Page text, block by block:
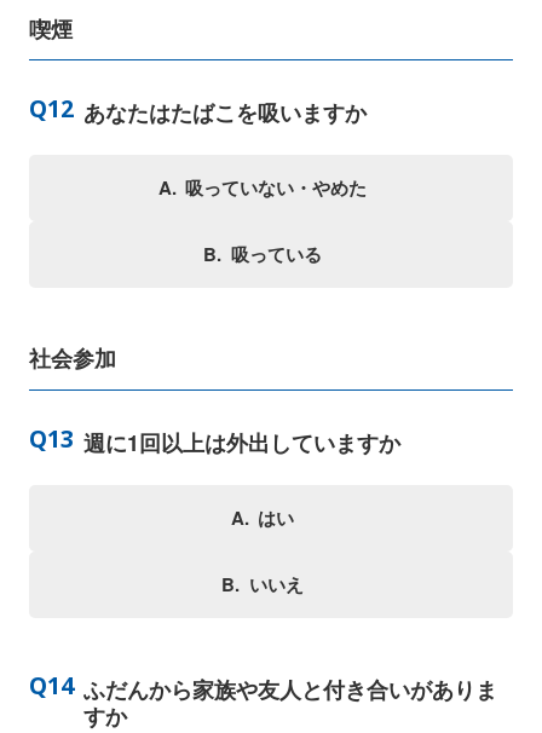
喫煙
あなたはたばこを吸いますか
吸っていない・やめた
吸っている
社会参加
週に1回以上は外出していますか
はい
いいえ
ふだんから家族や友人と付き合いがありま
すか